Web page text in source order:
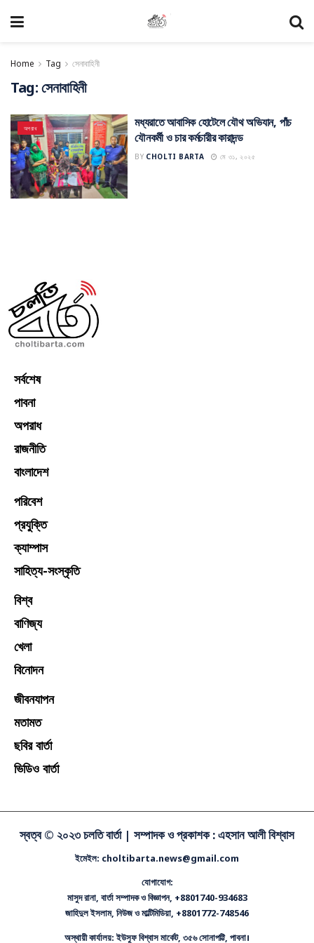
Home Tag সেনাবাহিনী
Tag:সেনাবাহিনী
অপরাধ
মধ্যরাতে আবাসিক হোটেলে যৌথ অভিযান, পাঁচ
যৌনকর্মী ও চার কর্মচারীর কারাদন্ড
BY CHOLTI BARTA মে ৩১, ২০২৫
সর্বশেষ
পাবনা
অপরাধ
রাজনীতি
বাংলাদেশ
পরিবেশ
প্রযুক্তি
ক্যাম্পাস
সাহিত্য-সংস্কৃতি
বিশ্ব
বাণিজ্য
খেলা
বিনোদন
জীবনযাপন
মতামত
ছবির বার্তা
ভিডিও বার্তা
স্বত্ব © ২০২৩ চলতি বার্তা | সম্পাদক ও প্রকাশক : এহসান আলী বিশ্বাস
ইমেইল: choltibarta.news@gmail.com
যোগাযোগ:
মাসুদ রানা, বার্তা সম্পাদক ও বিজ্ঞাপন, +8801740-934683
জাহিদুল ইসলাম, নিউজ ও মাল্টিমিডিয়া, +8801772-748546
অস্থায়ী কার্যালয়: ইউসুফ বিশ্বাস মার্কেট, ৩৫৬ সোনাপট্টি, পাবনা।